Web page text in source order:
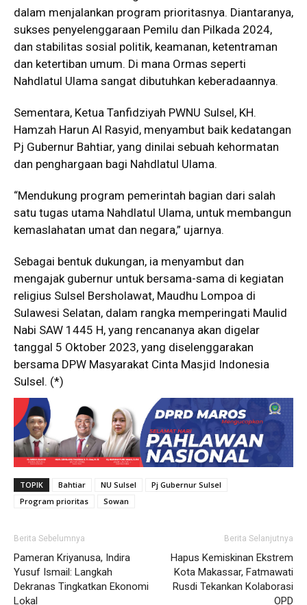
dalam menjalankan program prioritasnya. Diantaranya,
sukses penyelenggaraan Pemilu dan Pilkada 2024,
dan stabilitas sosial politik, keamanan, ketentraman
dan ketertiban umum. Di mana Ormas seperti
Nahdlatul Ulama sangat dibutuhkan keberadaannya.
Sementara, Ketua Tanfidziyah PWNU Sulsel, KH.
Hamzah Harun Al Rasyid, menyambut baik kedatangan
Pj Gubernur Bahtiar, yang dinilai sebuah kehormatan
dan penghargaan bagi Nahdlatul Ulama.
“Mendukung program pemerintah bagian dari salah
satu tugas utama Nahdlatul Ulama, untuk membangun
kemaslahatan umat dan negara,” ujarnya.
Sebagai bentuk dukungan, ia menyambut dan
mengajak gubernur untuk bersama-sama di kegiatan
religius Sulsel Bersholawat, Maudhu Lompoa di
Sulawesi Selatan, dalam rangka memperingati Maulid
Nabi SAW 1445 H, yang rencananya akan digelar
tanggal 5 Oktober 2023, yang diselenggarakan
bersama DPW Masyarakat Cinta Masjid Indonesia
Sulsel. (*)
TOPIK Bahtiar NU Sulsel
Pj Gubernur Sulsel
Program prioritas
Sowan
Berita Sebelumnya
Pameran Kriyanusa, Indira
Yusuf Ismail: Langkah
Dekranas Tingkatkan Ekonomi
Lokal
Berita Selanjutnya
Hapus Kemiskinan Ekstrem
Kota Makassar, Fatmawati
Rusdi Tekankan Kolaborasi
OPD